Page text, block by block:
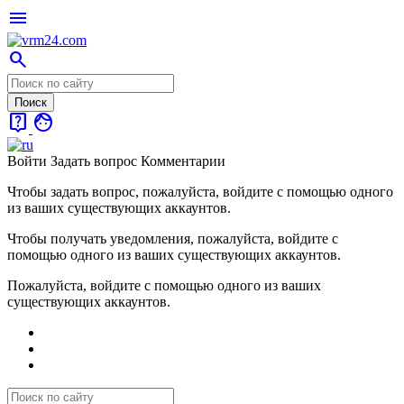
menu
search
live_help face
Войти Задать вопрос Комментарии
Чтобы задать вопрос, пожалуйста, войдите с помощью одного
из ваших существующих аккаунтов.
Чтобы получать уведомления, пожалуйста, войдите с
помощью одного из ваших существующих аккаунтов.
Пожалуйста, войдите с помощью одного из ваших
существующих аккаунтов.